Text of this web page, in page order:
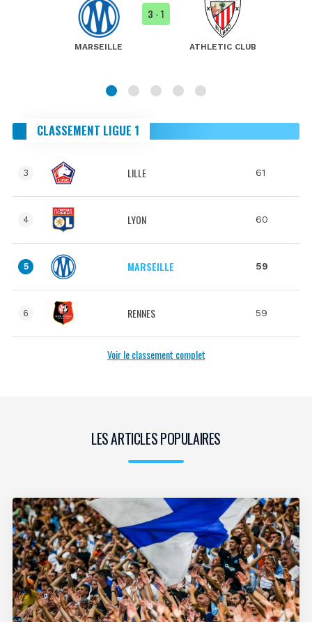
MARSEILLE
3 - 1
ATHLETIC CLUB
CLASSEMENT LIGUE 1
3 LILLE 61
4 LYON 60
5 MARSEILLE 59
6 RENNES 59
Voir le classement complet
LES ARTICLES POPULAIRES